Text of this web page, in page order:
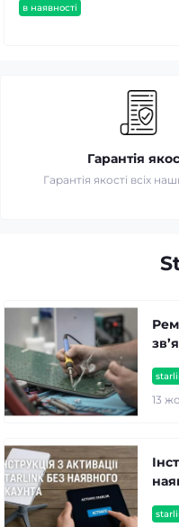
в наявності
Гарантія
Гарантія якості всіх
13